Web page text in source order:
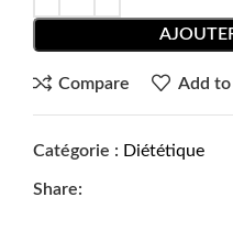
Compare Add
Catégorie : Diététique
Share: